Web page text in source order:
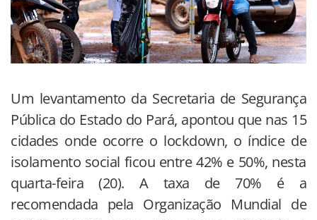
Um levantamento da Secretaria de Segurança
Pública do Estado do Pará, apontou que nas 15
cidades onde ocorre o lockdown, o índice de
isolamento social ficou entre 42% e 50%, nesta
quarta-feira (20). A taxa de 70% é a
recomendada pela Organização Mundial de